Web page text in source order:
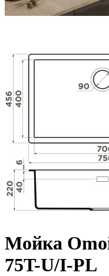
Мойка
75T-U/I-PL